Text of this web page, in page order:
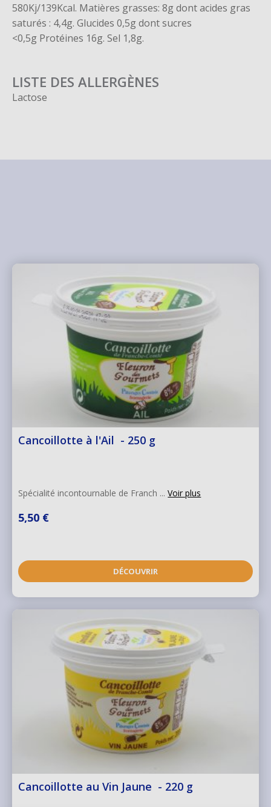
580Kj/139Kcal. Matières grasses: 8g dont acides gras
saturés : 4,4g. Glucides 0,5g dont sucres
<0,5g Protéines 16g. Sel 1,8g.
LISTE DES ALLERGÈNES
Lactose
Cancoillotte à l'Ail - 250 g
Spécialité incontournable de Franch ...Voir plus
5,50 €
DÉCOUVRIR
Cancoillotte au Vin Jaune - 220 g